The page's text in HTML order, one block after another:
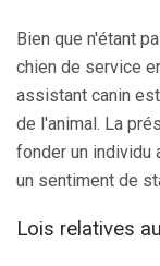
Bien que n'étant
chien de service
assistant canin
de l'animal. La
fonder un individu
un sentiment de
Lois relatives